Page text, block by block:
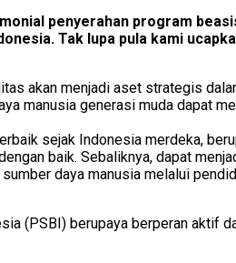
penyerahan program
Tak lupa pula kami
akan menjadi aset strategis
manusia generasi muda dapat
sejak Indonesia merdeka,
baik. Sebaliknya, dapat
daya manusia melalui
(PSBI) berupaya berperan aktif